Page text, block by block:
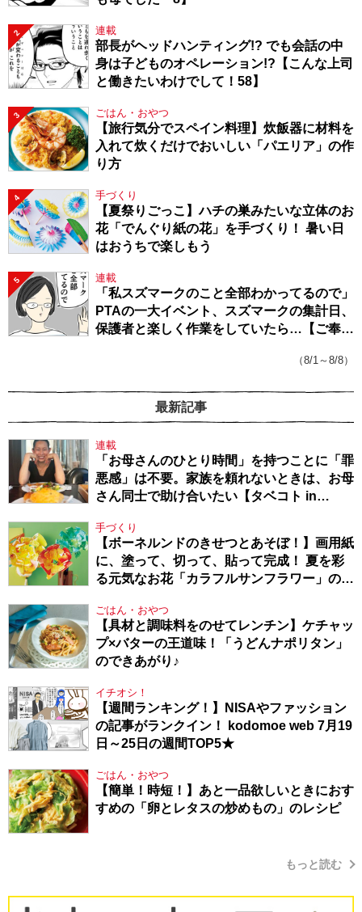
2 連載
部長がヘッドハンティング!? でも会話の中
身は子どものオペレーション!?【こんな上司
と働きたいわけでして！58】
3 ごはん・おやつ
【旅行気分でスペイン料理】炊飯器に材料を
入れて炊くだけでおいしい「パエリア」の作
り方
4 手づくり
【夏祭りごっこ】ハチの巣みたいな立体のお
花「でんぐり紙の花」を手づくり！ 暑い日
はおうちで楽しもう
5 連載
「私スズマークのこと全部わかってるので」
PTAの一大イベント、スズマークの集計日、
保護者と楽しく作業をしていたら…【ご奉仕
（8/1～8/8）
最新記事
連載
「お母さんのひとり時間」を持つことに「罪
悪感」は不要。家族を頼れないときは、お母
さん同士で助け合いたい【タベコト in
手づくり
【ボーネルンドのきせつとあそぼ！】画用紙
に、塗って、切って、貼って完成！ 夏を彩
る元気なお花「カラフルサンフラワー」の作
ごはん・おやつ
【具材と調味料をのせてレンチン】ケチャッ
プ×バターの王道味！「うどんナポリタン」
のできあがり♪
イチオシ！
【週間ランキング！】NISAやファッション
の記事がランクイン！ kodomoe web 7月19
日～25日の週間TOP5★
ごはん・おやつ
【簡単！時短！】あと一品欲しいときにおす
すめの「卵とレタスの炒めもの」のレシピ
もっと読む